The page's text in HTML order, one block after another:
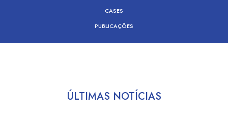
CASES
PUBLICAÇÕES
ÚLTIMAS NOTÍCIAS